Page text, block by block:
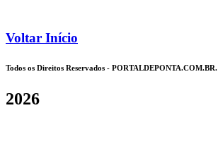
Voltar Início
Todos os Direitos Reservados - PORTALDEPONTA.COM.BR.
2026